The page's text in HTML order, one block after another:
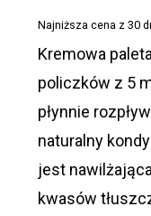
Najniższa cena z 30
Kremowa
policzków z 5
płynnie
naturalny
jest
kwasów